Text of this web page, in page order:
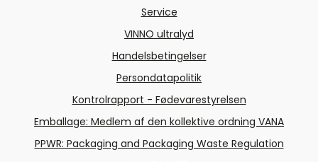
Service
VINNO ultralyd
Handelsbetingelser
Persondatapolitik
Kontrolrapport - Fødevarestyrelsen
Emballage: Medlem af den kollektive ordning VANA
PPWR: Packaging and Packaging Waste Regulation